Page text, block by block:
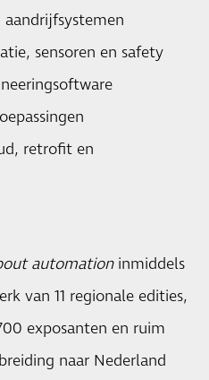
sensoren en safety
retrofit en
automationinmiddels
van 11 regionale edities,
exposanten en ruim
naar Nederland